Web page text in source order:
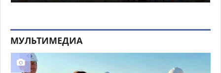
МУЛЬТИМЕДИА